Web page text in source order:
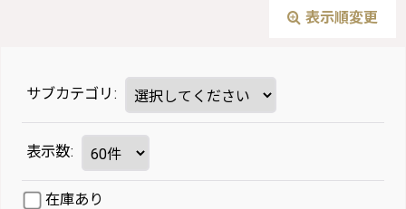
表示順変更
サブカテゴリ :
表示数:
在庫あり